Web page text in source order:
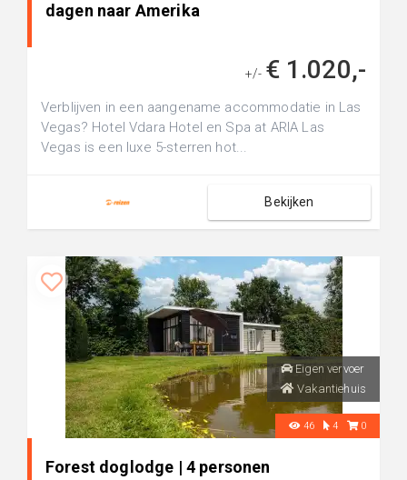
dagen naar Amerika
+/- € 1.020,-
Verblijven in een aangename accommodatie in Las
Vegas? Hotel Vdara Hotel en Spa at ARIA Las
Vegas is een luxe 5-sterren hot...
Bekijken
Eigen vervoer
Vakantiehuis
46 4 0
Forest doglodge | 4 personen